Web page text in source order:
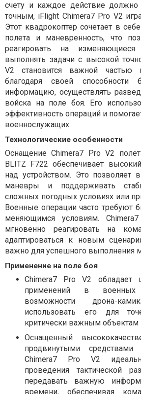
счету и каждое действие
точным, iFlight Chimera7 Pro V2
Этот квадрокоптер сочетает в
полета и маневренность, что
реагировать на изменяющиеся
выполнять задачи с высокой
V2 становится важной частью
благодаря своей способности
информацию, осуществлять
войска на поле боя. Его
эффективность операций и
военнослужащих.
Технологические особенности
Оснащение Chimera7 Pro V2
BLITZ F722 обеспечивает
над устройством. Это позволяет
маневры и поддерживать
сложных погодных условиях или
Военные операции часто требуют
меняющимся условиям.
мгновенно реагировать на
адаптироваться к новым
важно для успешного выполнения
Применение на поле боя
Chimera7 Pro V2 обладает
применений в военных
возможности дрона-
использовать его для
критически важным объектам
Оснащенный
продвинутыми средствами
Chimera7 Pro V2
проведения тактической
передавать важную
времени, обеспечивая